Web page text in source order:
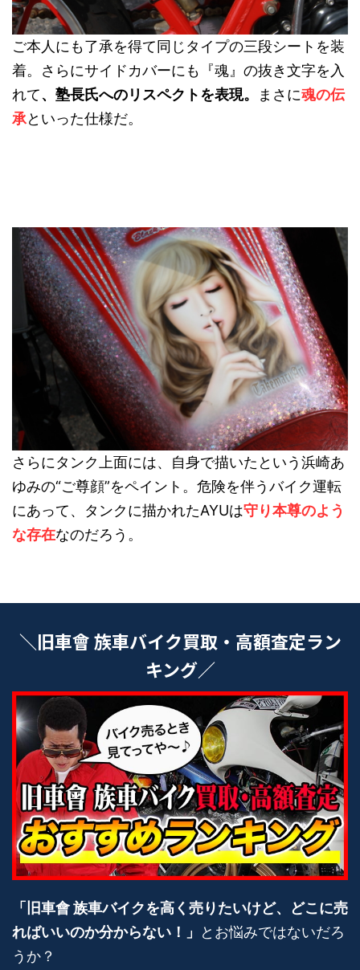
ご本人にも了承を得て同じタイプの三段シートを装
着。さらにサイドカバーにも『魂』の抜き文字を入
れて、塾長氏へのリスペクトを表現。 まさに魂の伝
承といった仕様だ。
さらにタンク上面には、自身で描いたという浜崎あ
ゆみの“ご尊顔”をペイント。危険を伴うバイク運転
にあって、タンクに描かれたAYUは守り本尊のよう
な存在なのだろう。
＼旧車會 族車バイク買取・高額査定ラン
キング／
「旧車會 族車バイクを高く売りたいけど、どこに売
ればいいのか分からない！」
とお悩みではないだろ
うか？